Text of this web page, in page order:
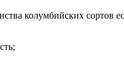
колумбийских сортов